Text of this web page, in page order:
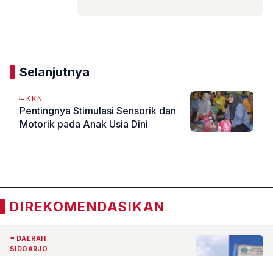
Selanjutnya
KKN
Pentingnya Stimulasi Sensorik dan
Motorik pada Anak Usia Dini
DIREKOMENDASIKAN
DAERAH
SIDOARJO